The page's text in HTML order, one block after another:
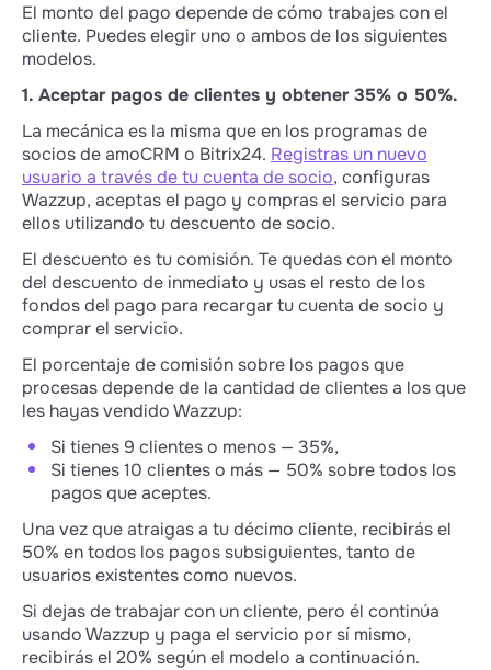
El monto del pago depende de cómo trabajes con el
cliente. Puedes elegir uno o ambos de los siguientes
modelos.
1. Aceptar pagos de clientes y obtener 35% o 50%.
La mecánica es la misma que en los programas de
socios de amoCRM o Bitrix24. Registras un nuevo
usuario a través de tu cuenta de socio, configuras
Wazzup, aceptas el pago y compras el servicio para
ellos utilizando tu descuento de socio.
El descuento es tu comisión. Te quedas con el monto
del descuento de inmediato y usas el resto de los
fondos del pago para recargar tu cuenta de socio y
comprar el servicio.
El porcentaje de comisión sobre los pagos que
procesas depende de la cantidad de clientes a los que
les hayas vendido Wazzup:
Si tienes 9 clientes o menos — 35%,
Si tienes 10 clientes o más — 50% sobre todos los
pagos que aceptes.
Una vez que atraigas a tu décimo cliente, recibirás el
50% en todos los pagos subsiguientes, tanto de
usuarios existentes como nuevos.
Si dejas de trabajar con un cliente, pero él continúa
usando Wazzup y paga el servicio por sí mismo,
recibirás el 20% según el modelo a continuación.